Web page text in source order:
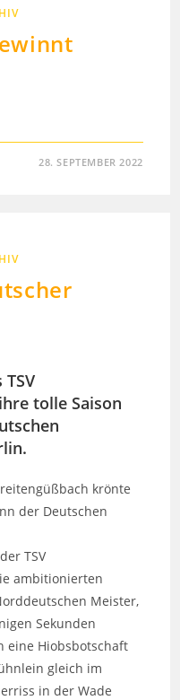
28. SEPTEMBER 2022
tolle Saison
krönte
der Deutschen
TSV
ambitionierten
Meister,
Sekunden
eine Hiobsbotschaft
gleich im
in der Wade